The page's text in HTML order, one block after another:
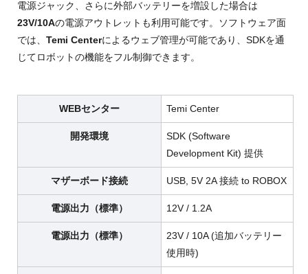
電源ジャック
、さらに外部バッテリーを増設した場合は
23V/10Aの電源アウトレットも利用可能です。ソフトウェア面
では、 Temi Centerによるウェブ管理が可能であり
、SDKを通
じてロボットの機能をフル制御できます。
WEBセンター Temi Center
開発環境
SDK (Software
Development Kit) 提供
マザーボード接続 USB, 5V 2A 接続 to ROBOX
電源出力（標準） 12V / 1.2A
電源出力（標準）
23V / 10A (追加バッテリー
使用時)